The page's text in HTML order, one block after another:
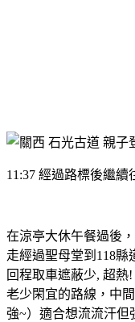
11:37 經過路標後繼
在涼亭大休午餐過後
走經過聖母堂到118縣
回程取車遮蔽少, 超熱!
老少閑宜的路線，中
強~）適合想流流汗但